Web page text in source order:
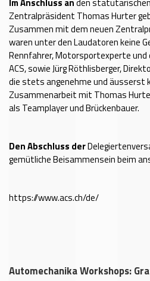
Zentralpräsident Thomas Hurter
Zusammen mit dem neuen
waren unter den Laudatoren keine
Rennfahrer, Motorsportexperte
ACS, sowie Jürg Röthlisberger,
die stets angenehme und äusserst
Zusammenarbeit mit Thomas
als Teamplayer und Brückenbauer.
Den Abschluss der
gemütliche Beisammensein beim
https://www.acs.ch/de/
Automechanika Workshops: